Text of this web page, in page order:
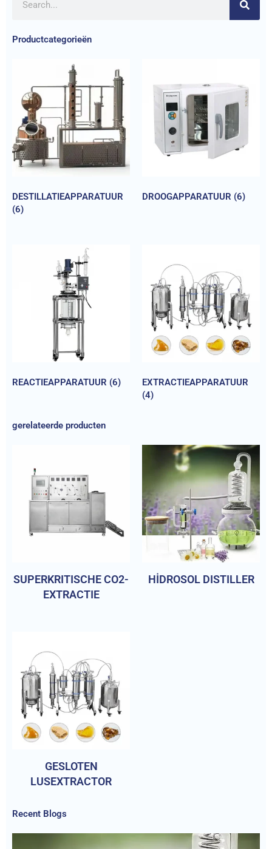
Productcategorieën
DESTILLATIEAPPARATUUR
(6)
DROOGAPPARATUUR (6)
REACTIEAPPARATUUR (6)
EXTRACTIEAPPARATUUR
(4)
gerelateerde producten
SUPERKRITISCHE CO2-
EXTRACTIE
HİDROSOL DISTILLER
GESLOTEN
LUSEXTRACTOR
Recent Blogs